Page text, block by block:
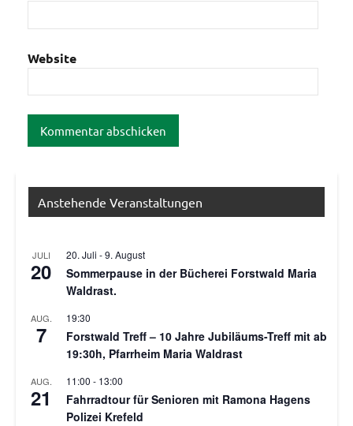
Website
Anstehende Veranstaltungen
JULI
20
20. Juli -9. August
Sommerpause in der Bücherei Forstwald Maria
Waldrast.
AUG.
7
19:30
Forstwald Treff – 10 Jahre Jubiläums-Treff mit ab
19:30h, Pfarrheim Maria Waldrast
AUG.
21
11:00 - 13:00
Fahrradtour für Senioren mit Ramona Hagens
Polizei Krefeld